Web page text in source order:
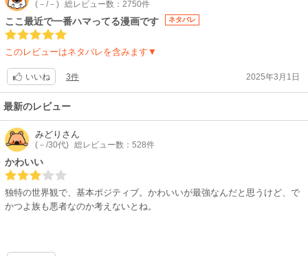
(－/－) 総レビュー数：2750件
ここ最近で一番ハマってる漫画です ネタバレ
このレビューはネタバレを含みます▼
いいね 3件 2025年3月1日
最新のレビュー
みどり さん
(－/30代) 総レビュー数：528件
かわいい
独特の世界観で、基本ポジティブ。かわいいが最強なんだと思うけど、で
かつよ族も悪者なのか考えないとね。